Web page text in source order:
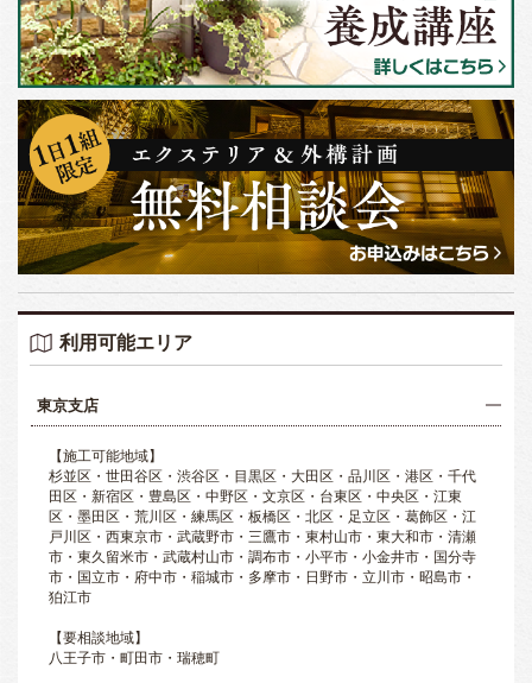
利用可能エリア
東京支店
【施工可能地域】
杉並区・世田谷区・渋谷区・目黒区・大田区・品川区・港区・千代
田区・新宿区・豊島区・中野区・文京区・台東区・中央区・江東
区・墨田区・荒川区・練馬区・板橋区・北区・足立区・葛飾区・江
戸川区・西東京市・武蔵野市・三鷹市・東村山市・東大和市・清瀬
市・東久留米市・武蔵村山市・調布市・小平市・小金井市・国分寺
市・国立市・府中市・稲城市・多摩市・日野市・立川市・昭島市・
狛江市
【要相談地域】
八王子市・町田市・瑞穂町